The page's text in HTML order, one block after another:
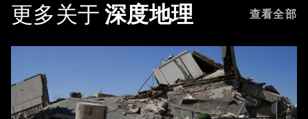
更多关于 深度地理 查看全部